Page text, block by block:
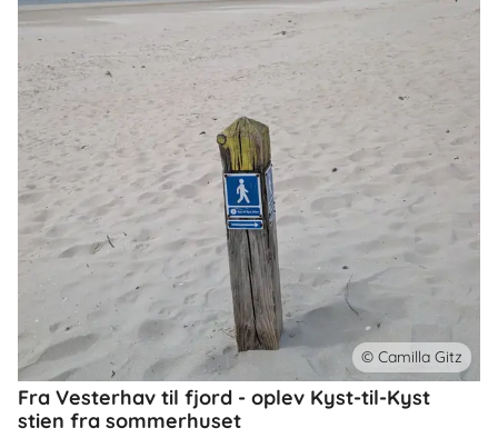
Fra Vesterhav til fjord - oplev Kyst-til-Kyst
stien fra sommerhuset
© Camilla Gitz